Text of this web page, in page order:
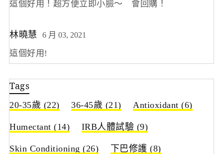
這個好用！超方便立即小臉～ 會回購！
林曉慧 6 月 03, 2021
這個好用!
Tags
20-35歲 (22) 36-45歲 (21) Antioxidant (6)
Humectant (14) IRB人體試驗 (9)
Skin Conditioning (26) 下巴修護 (8)